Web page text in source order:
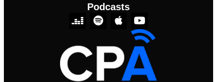
Podcasts